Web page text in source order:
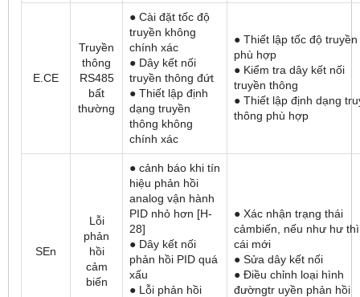
E.CE
Truyền
thông
RS485
bất
thường
● Cài đặt tốc độ
truyền không
chính xác
● Dây kết nối
truyền thông đứt
● Thiết lập định
dạng truyền
thông không
chính xác
● Thiết lập tốc độ truyền
phù hợp
● Kiểm tra dây kết nối
truyền thông
● Thiết lập định dạng
thông phù hợp
SEn
Lỗi
phản
hồi
cảm
biến
● cảnh báo khi tín
hiệu phản hồi
analog vận hành
PID nhỏ hơn [H-
28]
● Dây kết nối
phản hồi PID quá
xấu
● Lỗi phản hồi
● Xác nhận trạng thái
cảmbiến, nếu như hư
cái mới
● Sửa dây kết nối
● Điều chỉnh loại hình
đườngtr uyền phản hồi